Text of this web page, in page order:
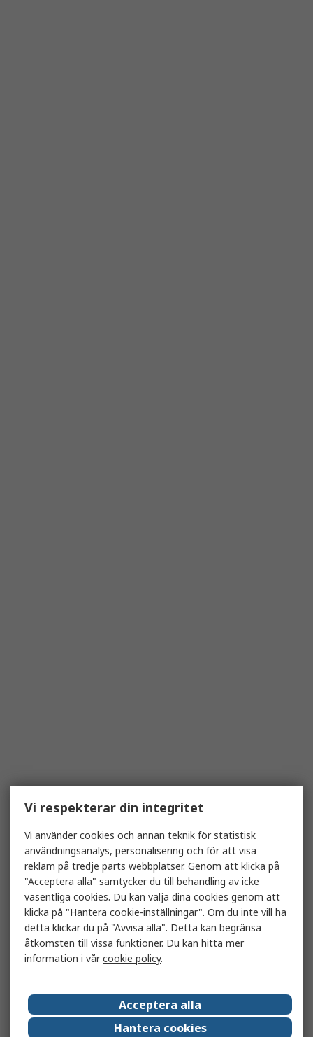
Vi respekterar din integritet
Vi använder cookies och annan teknik för statistisk
användningsanalys, personalisering och för att visa
reklam på tredje parts webbplatser. Genom att klicka på
"Acceptera alla" samtycker du till behandling av icke
väsentliga cookies. Du kan välja dina cookies genom att
klicka på "Hantera cookie-inställningar". Om du inte vill ha
detta klickar du på "Avvisa alla". Detta kan begränsa
åtkomsten till vissa funktioner. Du kan hitta mer
information i vårcookie policy.
Acceptera alla
Hantera cookies